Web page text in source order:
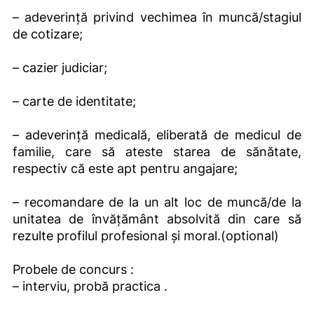
– adeverinţă privind vechimea în muncă/stagiul
de cotizare;
– cazier judiciar;
– carte de identitate;
– adeverinţă medicală, eliberată de medicul de
familie, care să ateste starea de sănătate,
respectiv că este apt pentru angajare;
– recomandare de la un alt loc de muncă/de la
unitatea de învățământ absolvită din care să
rezulte profilul profesional şi moral.(optional)
Probele de concurs :
– interviu, probă practica .